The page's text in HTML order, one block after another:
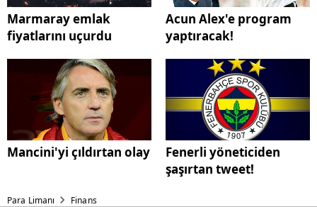
Marmaray emlak
fiyatlarını uçurdu
Acun Alex'e program
yaptıracak!
Mancini'yi çıldırtan olay
Fenerli yöneticiden
şaşırtan tweet!
Para Limanı Finans